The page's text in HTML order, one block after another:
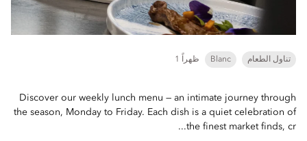
تناول الطعام Blanc 1 ظهراً
Discover our weekly lunch menu — an intimate journey through
the season, Monday to Friday. Each dish is a quiet celebration of
the finest market finds, cr...